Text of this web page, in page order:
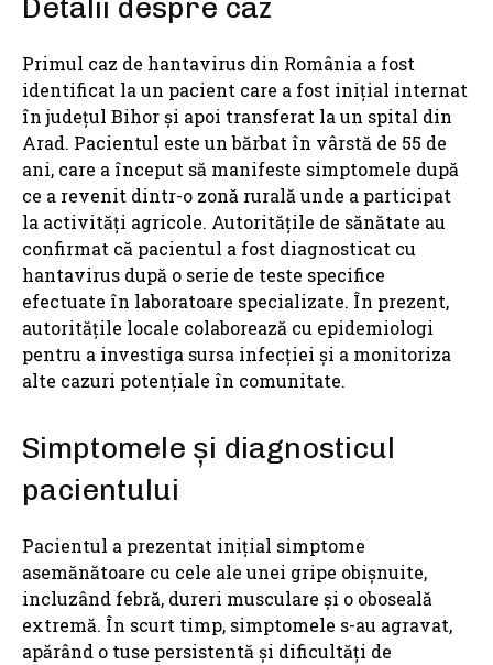
Detalii despre caz
Primul caz de hantavirus din România a fost
identificat la un pacient care a fost inițial internat
în județul Bihor și apoi transferat la un spital din
Arad. Pacientul este un bărbat în vârstă de 55 de
ani, care a început să manifeste simptomele după
ce a revenit dintr-o zonă rurală unde a participat
la activități agricole. Autoritățile de sănătate au
confirmat că pacientul a fost diagnosticat cu
hantavirus după o serie de teste specifice
efectuate în laboratoare specializate. În prezent,
autoritățile locale colaborează cu epidemiologi
pentru a investiga sursa infecției și a monitoriza
alte cazuri potențiale în comunitate.
Simptomele și diagnosticul
pacientului
Pacientul a prezentat inițial simptome
asemănătoare cu cele ale unei gripe obișnuite,
incluzând febră, dureri musculare și o oboseală
extremă. În scurt timp, simptomele s-au agravat,
apărând o tuse persistentă și dificultăți de